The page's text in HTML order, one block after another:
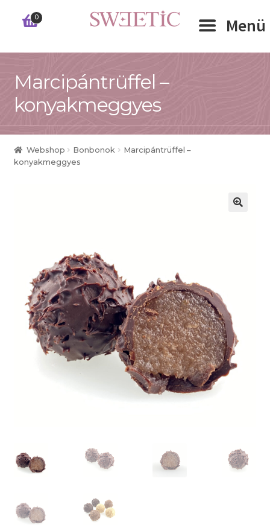
Ugrás
Kilépés
0 Menü
RÓLUNK
WEBSHOP
Marcipántrüffel –
konyakmeggyes
Webshop Bonbonok
Marcipántrüffel –
konyakmeggyes